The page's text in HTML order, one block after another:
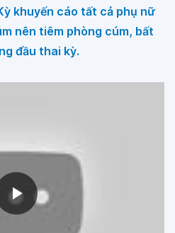
khuyến cáo tất cả phụ nữ
nên tiêm phòng cúm, bất
đầu thai kỳ.